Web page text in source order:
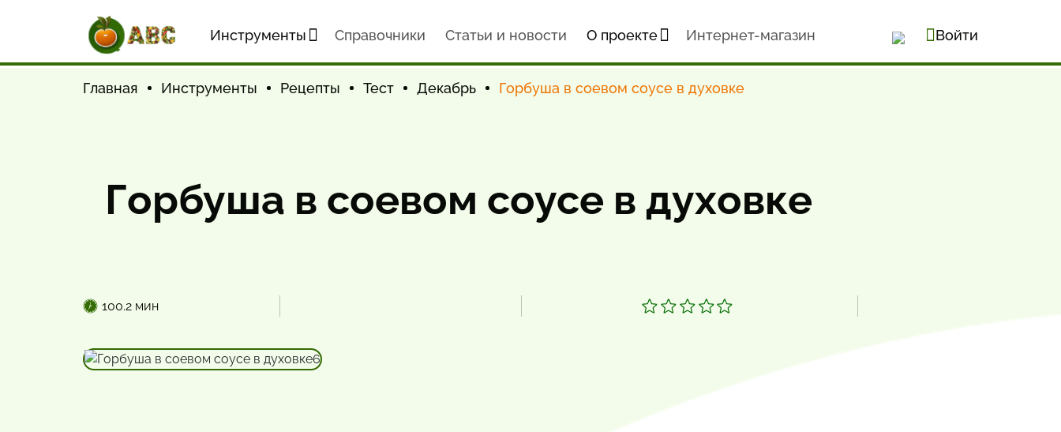
Инструменты Cправочники Статьи и новости О проекте Интернет-магазин Войти
Главная Инструменты Рецепты Тест Декабрь Горбуша в соевом соусе в духовке
Горбуша в соевом соусе в духовке
100.2 мин